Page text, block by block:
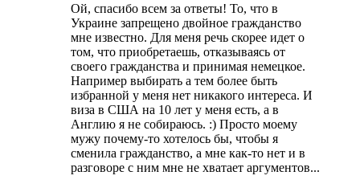
Ой, спасибо всем за ответы! То, что в
Украине запрещено двойное гражданство
мне известно. Для меня речь скорее идет о
том, что приобретаешь, отказываясь от
своего гражданства и принимая немецкое.
Например выбирать а тем более быть
избранной у меня нет никакого интереса. И
виза в США на 10 лет у меня есть, а в
Англию я не собираюсь. :) Просто моему
мужу почему-то хотелось бы, чтобы я
сменила гражданство, а мне как-то нет и в
разговоре с ним мне не хватает аргументов...